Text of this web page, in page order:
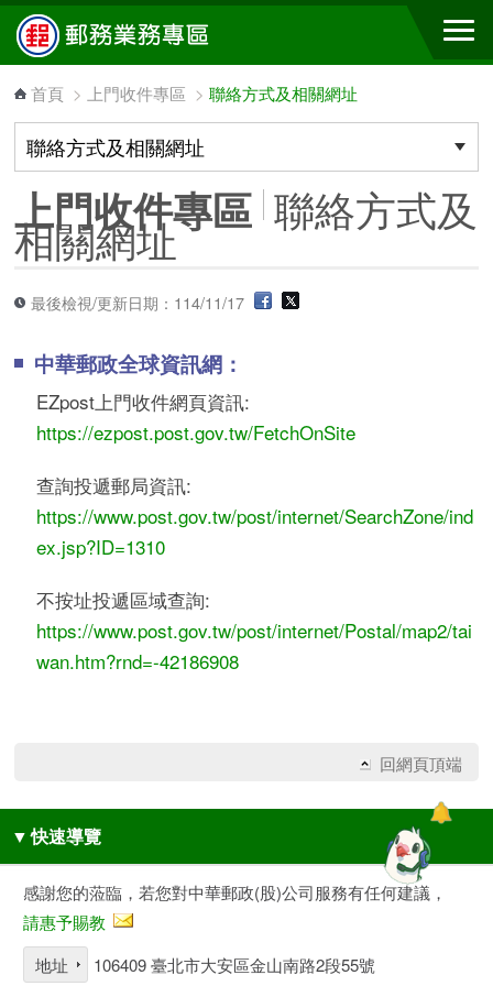
跳到主要內容區塊
首頁 > 上門收件專區 >聯絡方式及相關網址
上門收件專區 聯絡方式及
相關網址
最後檢視/更新日期：114/11/17
中華郵政全球資訊網：
EZpost上門收件網頁資訊:
https://ezpost.post.gov.tw/FetchOnSite
查詢投遞郵局資訊:
https://www.post.gov.tw/post/internet/SearchZone/ind
ex.jsp?ID=1310
不按址投遞區域查詢:
https://www.post.gov.tw/post/internet/Postal/map2/tai
wan.htm?rnd=-42186908
回網頁頂端
▼ 快速導覽
感謝您的蒞臨，若您對中華郵政(股)公司服務有任何建議，
請惠予賜教
地址
106409 臺北市大安區金山南路2段55號